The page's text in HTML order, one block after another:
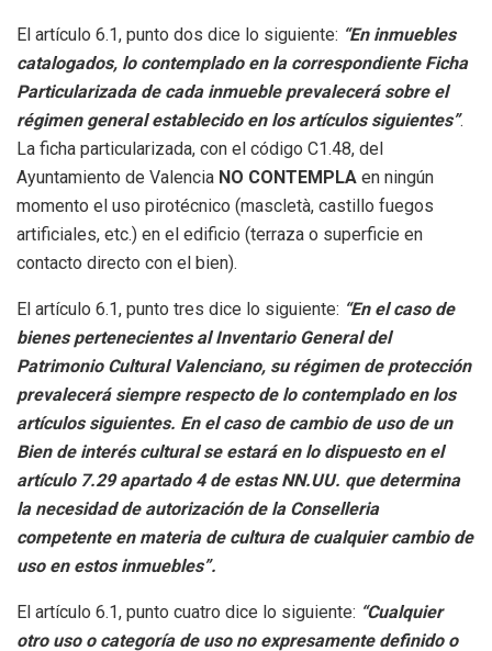
El artículo 6.1, punto dos dice lo siguiente: “En inmuebles
catalogados, lo contemplado en la correspondiente Ficha
Particularizada de cada inmueble prevalecerá sobre el
régimen general establecido en los artículos siguientes”.
La ficha particularizada, con el código C1.48, del
Ayuntamiento de Valencia NO CONTEMPLA en ningún
momento el uso pirotécnico (mascletà, castillo fuegos
artificiales, etc.) en el edificio (terraza o superficie en
contacto directo con el bien).
El artículo 6.1, punto tres dice lo siguiente: “En el caso de
bienes pertenecientes al Inventario General del
Patrimonio Cultural Valenciano, su régimen de protección
prevalecerá siempre respecto de lo contemplado en los
artículos siguientes. En el caso de cambio de uso de un
Bien de interés cultural se estará en lo dispuesto en el
artículo 7.29 apartado 4 de estas NN.UU. que determina
la necesidad de autorización de la Conselleria
competente en materia de cultura de cualquier cambio de
uso en estos inmuebles”.
El artículo 6.1, punto cuatro dice lo siguiente: “Cualquier
otro uso o categoría de uso no expresamente definido o